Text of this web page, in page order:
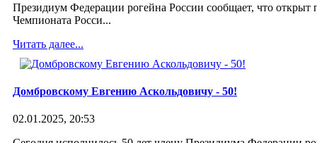
Олег Калинин. О Чемпионате мира в
Чехии и не только.
17 сентября 2012
Президиум Федерации рогейна России сообщает, что открыт
Чемпионата Росси...
Читать далее...
Домбровскому Евгению Аскольдовичу - 50!
02.01.2025, 20:53